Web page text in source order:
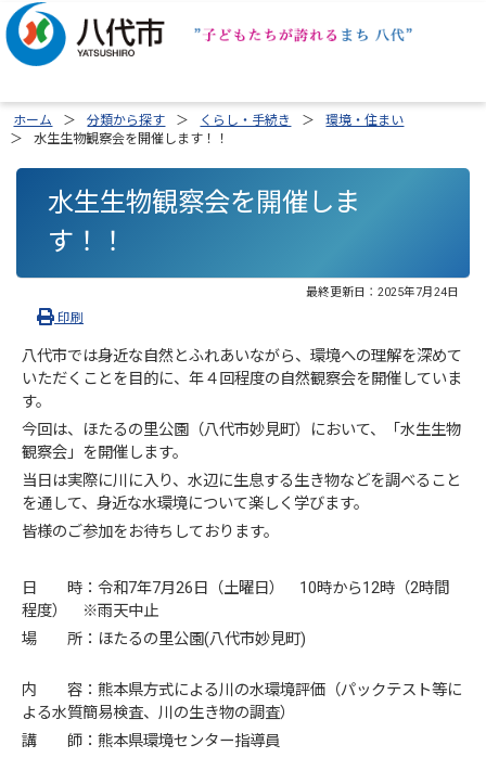
ホーム 分類から探す くらし・手続き
環境・住まい
水生生物観察会を開催します！！
水生生物観察会を開催しま
す！！
最終更新日： 2025年7月24日
印刷
八代市では身近な自然とふれあいながら、環境への理解を深めて
いただくことを目的に、年４回程度の自然観察会を開催していま
す。
今回は、ほたるの里公園（八代市妙見町）において、「水生生物
観察会」を開催します。
当日は実際に川に入り、水辺に生息する生き物などを調べること
を通して、身近な水環境について楽しく学びます。
皆様のご参加をお待ちしております。
日 時：令和7年7月26日（土曜日） 10時から12時（2時間
程度） ※雨天中止
場 所：ほたるの里公園(八代市妙見町)
内 容：熊本県方式による川の水環境評価（パックテスト等に
よる水質簡易検査、川の生き物の調査）
講 師：熊本県環境センター指導員